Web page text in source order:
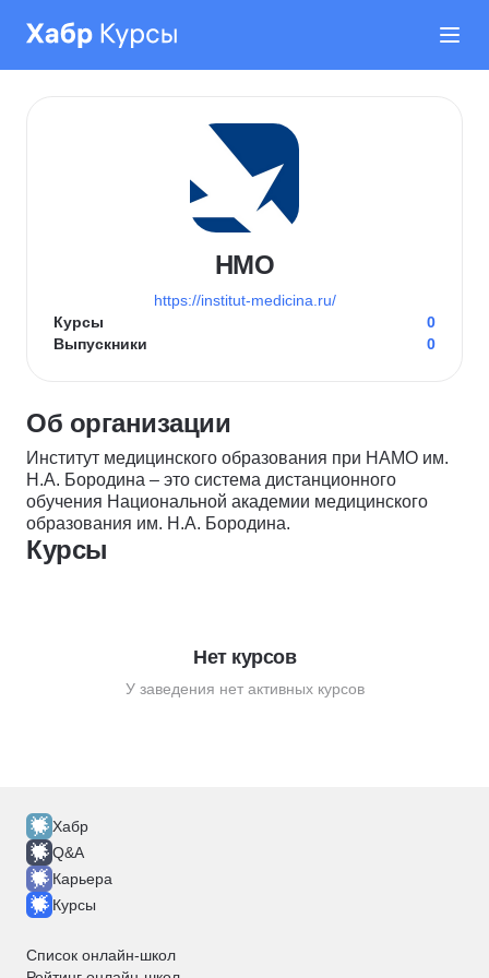
НМО
https://institut-medicina.ru/
Курсы
0
Выпускники
0
Об организации
Институт медицинского образования при НАМО им.
Н.А. Бородина – это система дистанционного
обучения Национальной академии медицинского
образования им. Н.А. Бородина.
Курсы
Нет курсов
У заведения нет активных курсов
Хабр
Q&A
Карьера
Курсы
Список онлайн-школ